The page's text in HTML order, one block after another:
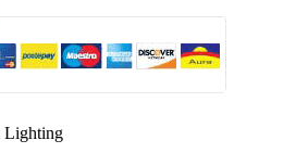
Lighting